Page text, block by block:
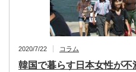
2020/7/22 コラム
韓国で暮らす日本女性が不